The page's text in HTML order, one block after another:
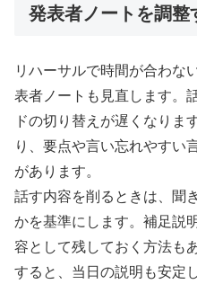
発表者ノートを調整
リハーサルで時間が合わな
表者ノートも見直します。
ドの切り替えが遅くなりま
り、要点や言い忘れやすい
があります。
話す内容を削るときは、聞
かを基準にします。補足説
容として残しておく方法も
すると、当日の説明も安定